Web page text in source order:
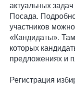
актуальных
Посада.
участников
«Кандидаты».
которых
предложениях и
Регистрация